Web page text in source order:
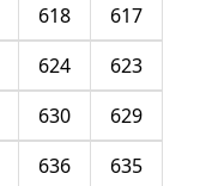
617
618
623
624
629
630
635
636